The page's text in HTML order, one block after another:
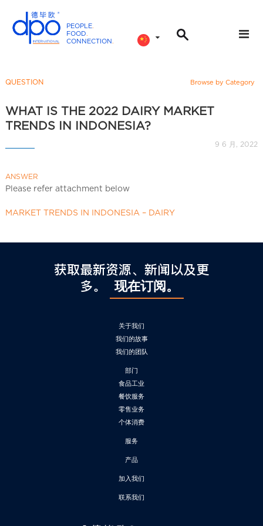
PEOPLE.
FOOD.
CONNECTION.
n
t
t
i
l
C
QUESTION Browse by Category
WHAT IS THE 2022 DAIRY MARKET
TRENDS IN INDONESIA?
9 6 月, 2022
ANSWER
Please refer attachment below
MARKET TRENDS IN INDONESIA – DAIRY
获取最新资源、新闻以及更
多。
现在订阅。
关于我们
我们的故事
我们的团队
部门
食品工业
餐饮服务
零售业务
个体消费
服务
产品
加入我们
联系我们